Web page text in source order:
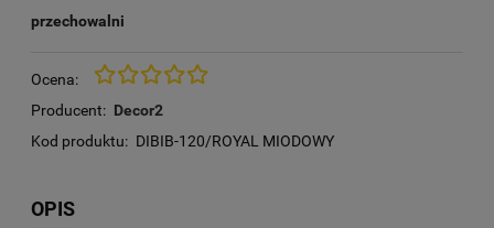
Ocena:
Producent: Decor2
Kod produktu: DIBIB-120/ROYAL MIODOWY
przechowalni
OPIS